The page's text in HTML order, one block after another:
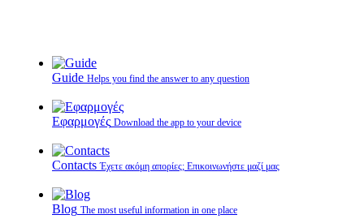
Guide Helps you find the answer to any question
Εφαρμογές Download the app to your device
Contacts Έχετε ακόμη απορίες; Επικοινωνήστε μαζί μας
Blog The most useful information in one place